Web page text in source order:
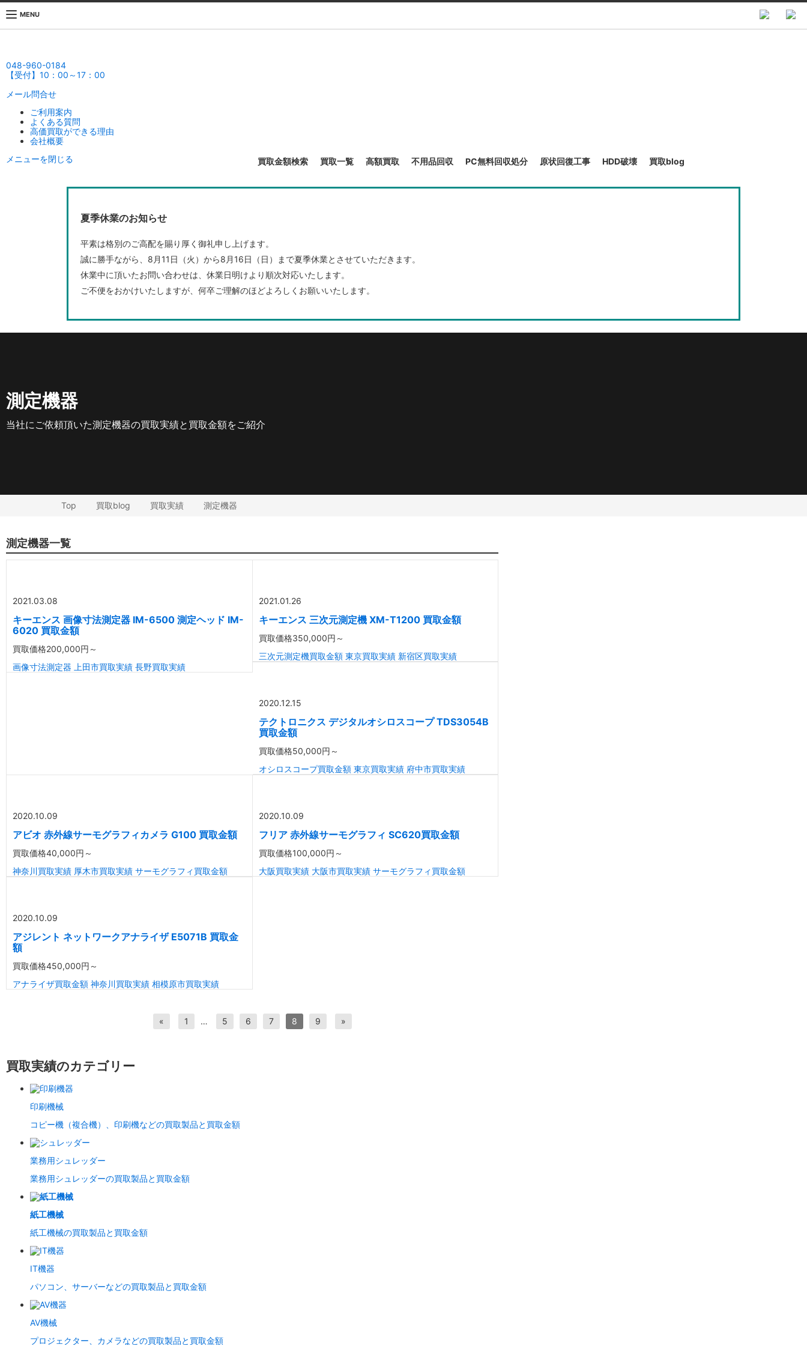
MENU
048-960-0184
【受付】10：00～17：00
メール問合せ
ご利用案内
よくある質問
高価買取ができる理由
会社概要
買取金額検索
買取一覧 高額買取 不用品回収 PC無料回収処分 原状回復工事 HDD破壊 買取blog
メニューを閉じる
夏季休業のお知らせ
平素は格別のご高配を賜り厚く御礼申し上げます。
誠に勝手ながら、8月11日（火）から8月16日（日）まで夏季休業とさせていただきます。
休業中に頂いたお問い合わせは、休業日明けより順次対応いたします。
ご不便をおかけいたしますが、何卒ご理解のほどよろしくお願いいたします。
測定機器
当社にご依頼頂いた測定機器の買取実績と買取金額をご紹介
Top 買取blog 買取実績 測定機器
測定機器一覧
2021.03.08
キーエンス 画像寸法測定器 IM-6500 測定ヘッド IM-
6020 買取金額
買取価格200,000円～
画像寸法測定器
上田市買取実績 長野買取実績
2021.01.26
キーエンス 三次元測定機 XM-T1200 買取金額
買取価格350,000円～
三次元測定機買取金額 東京買取実績 新宿区買取実績
2020.12.15
テクトロニクス デジタルオシロスコープ TDS3054B
買取金額
買取価格50,000円～
オシロスコープ買取金額 東京買取実績 府中市買取実績
2020.10.09
アビオ 赤外線サーモグラフィカメラ G100 買取金額
買取価格40,000円～
神奈川買取実績 厚木市買取実績 サーモグラフィ買取金額
2020.10.09
フリア 赤外線サーモグラフィ SC620買取金額
買取価格100,000円～
大阪買取実績 大阪市買取実績 サーモグラフィ買取金額
2020.10.09
アジレント ネットワークアナライザ E5071B 買取金
額
買取価格450,000円～
アナライザ買取金額 神奈川買取実績 相模原市買取実績
« 1 … 5 6 7 8 9 »
買取実績のカテゴリー
印刷機械
コピー機（複合機）、印刷機などの買取製品と買取金額
業務用シュレッダー
業務用シュレッダーの買取製品と買取金額
紙工機械
紙工機械の買取製品と買取金額
IT機器
パソコン、サーバーなどの買取製品と買取金額
AV機械
プロジェクター、カメラなどの買取製品と買取金額